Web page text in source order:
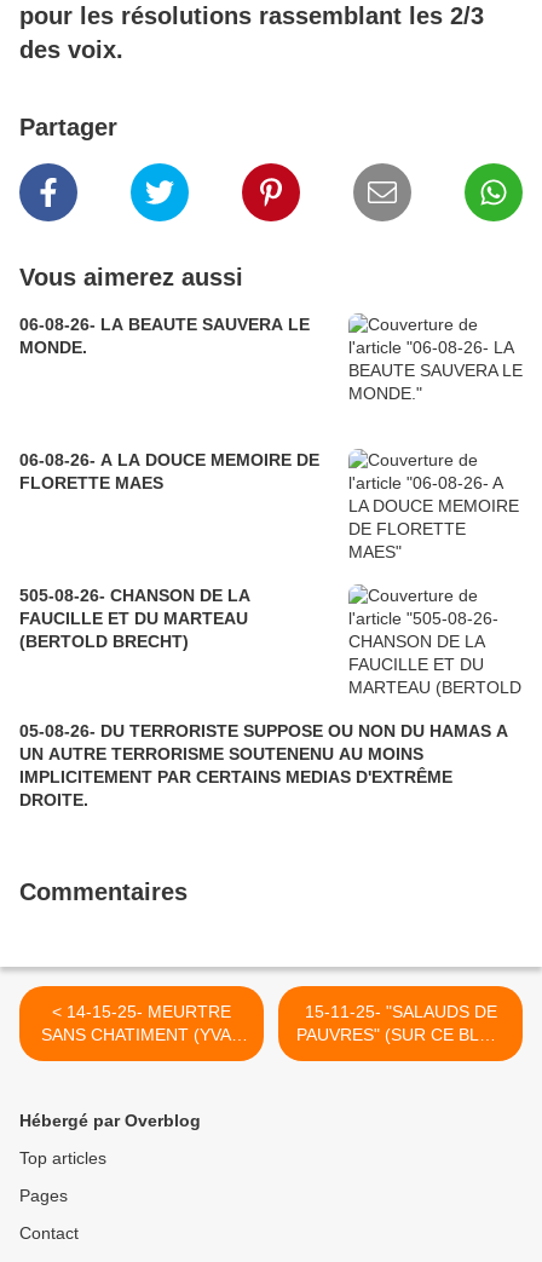
pour les résolutions rassemblant les 2/3
des voix.
Partager
Vous aimerez aussi
06-08-26- LA BEAUTE SAUVERA LE
MONDE.
06-08-26- A LA DOUCE MEMOIRE DE
FLORETTE MAES
505-08-26- CHANSON DE LA
FAUCILLE ET DU MARTEAU
(BERTOLD BRECHT)
05-08-26- DU TERRORISTE SUPPOSE OU NON DU HAMAS A
UN AUTRE TERRORISME SOUTENENU AU MOINS
IMPLICITEMENT PAR CERTAINS MEDIAS D'EXTRÊME
DROITE.
Commentaires
< 14-15-25- MEURTRE
SANS CHATIMENT (YVAN
BALCHOY)
15-11-25- "SALAUDS DE
PAUVRES" (SUR CE BLOG
LE 24/07/2011) >
Hébergé par Overblog
Top articles
Pages
Contact